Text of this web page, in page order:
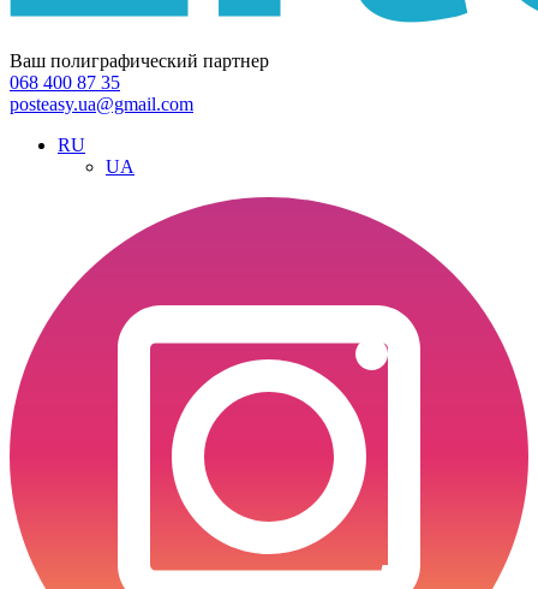
Ваш полиграфический партнер
068 400 87 35
posteasy.ua@gmail.com
RU
UA